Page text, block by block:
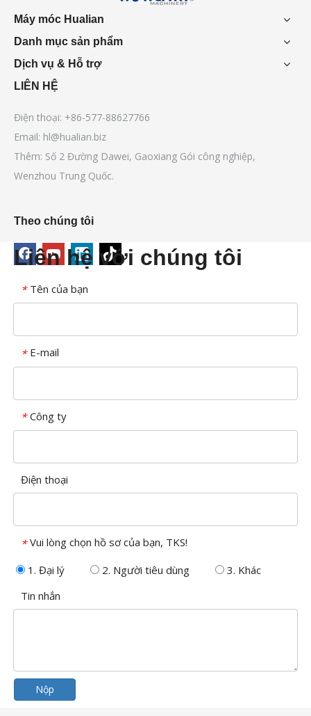
Máy móc Hualian
Danh mục sản phẩm
Dịch vụ & Hỗ trợ
LIÊN HỆ
Điện thoại: +86-577-88627766
Email: hl@hualian.biz
Thêm: Số 2 Đường Dawei, Gaoxiang Gói công nghiệp,
Wenzhou Trung Quốc.
Theo chúng tôi
Liên hệ với chúng tôi
* Tên của bạn
* E-mail
* Công ty
Điện thoại
* Vui lòng chọn hồ sơ của bạn, TKS!
1. Đại lý
2. Người tiêu dùng
3. Khác
Tin nhắn
Nộp